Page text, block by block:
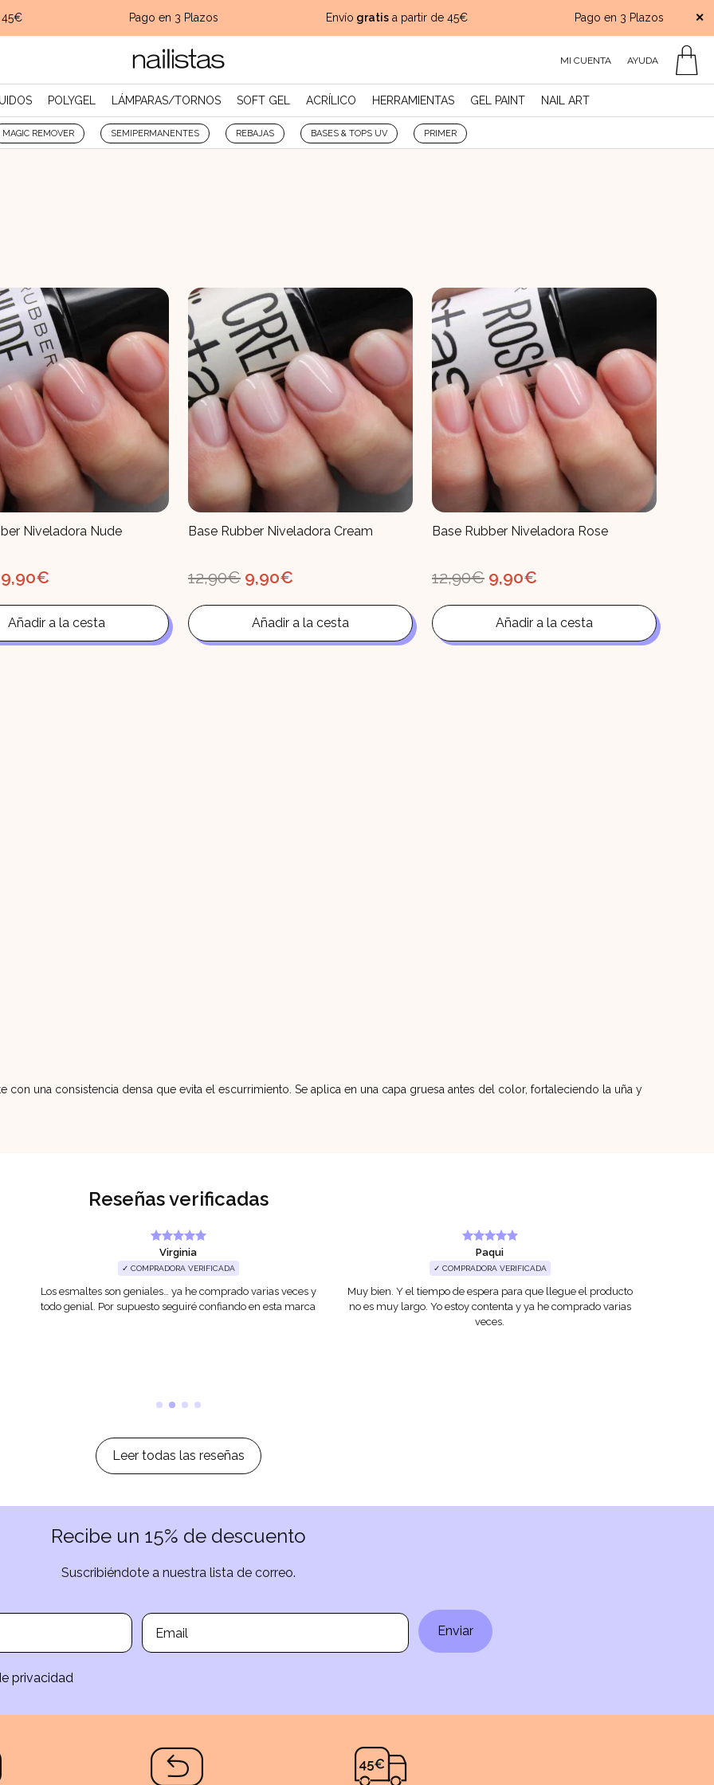
Pago en 3 Plazos Envíogratisa partir de 45€ Pago en 3 Plazos ✕
MI CUENTA AYUDA
POLYGEL LÁMPARAS/TORNOS SOFT GEL ACRÍLICO HERRAMIENTAS GEL PAINT NAIL ART
MAGIC REMOVER SEMIPERMANENTES REBAJAS BASES & TOPS UV PRIMER
Niveladora Nude
El
precio
original
era:
12,90€.
9,90€
actual
es:
9,90€.
Añadir a la cesta
Base Rubber Niveladora Cream
12,90€ El
precio
original
era:
12,90€.
9,90€
actual
es:
9,90€.
Añadir a la cesta
Base Rubber Niveladora Rose
12,90€ El
precio
original
era:
12,90€.
9,90€
actual
es:
9,90€.
Añadir a la cesta
con una consistencia densa que evita el escurrimiento. Se aplica en una capa gruesa antes del color, fortaleciendo la uña y
Reseñas verificadas
Virginia
✓ COMPRADORA VERIFICADA
Los esmaltes son geniales… ya he comprado varias veces y
todo genial. Por supuesto seguiré confiando en esta marca
Paqui
✓ COMPRADORA VERIFICADA
Muy bien. Y el tiempo de espera para que llegue el producto
no es muy largo. Yo estoy contenta y ya he comprado varias
veces.
Leer todas las reseñas
Recibe un 15% de descuento
Suscribiéndote a nuestra lista de correo.
Enviar
privacidad